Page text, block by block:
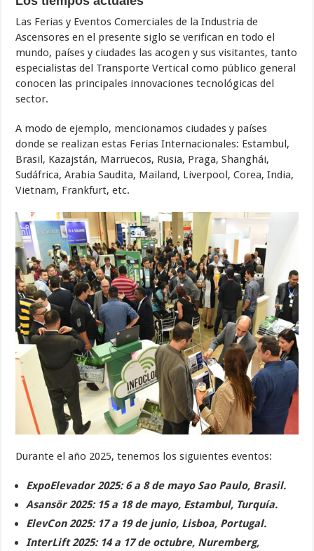
Las Ferias y Eventos Comerciales de la Industria de
Ascensores en el presente siglo se verifican en todo el
mundo, países y ciudades las acogen y sus visitantes, tanto
especialistas del Transporte Vertical como público general
conocen las principales innovaciones tecnológicas del
sector.
A modo de ejemplo, mencionamos ciudades y países
donde se realizan estas Ferias Internacionales: Estambul,
Brasil, Kazajstán, Marruecos, Rusia, Praga, Shanghái,
Sudáfrica, Arabia Saudita, Mailand, Liverpool, Corea, India,
Vietnam, Frankfurt, etc.
Durante el año 2025, tenemos los siguientes eventos:
ExpoElevador 2025: 6 a 8 de mayo Sao Paulo, Brasil.
Asansör 2025: 15 a 18 de mayo, Estambul, Turquía.
ElevCon 2025: 17 a 19 de junio, Lisboa, Portugal.
InterLift 2025: 14 a 17 de octubre, Nuremberg,